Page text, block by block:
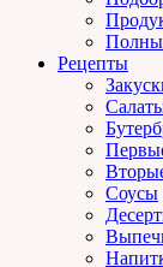
Рецепты
Соусы